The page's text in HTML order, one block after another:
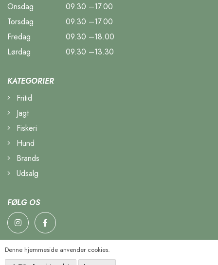
Onsdag
09.30 –17.00
Torsdag
09.30 –17.00
Fredag
09.30 –18.00
Lørdag
09.30 –13.30
KATEGORIER
Fritid
Jagt
Fiskeri
Hund
Brands
Udsalg
FØLG OS
Denne hjemmeside anvender cookies.